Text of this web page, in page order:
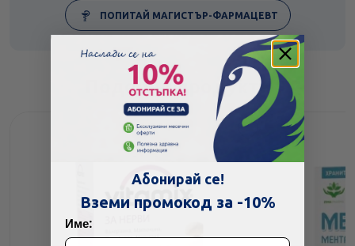
ПОПИТАЙ МАГИСТЪР-ФАРМАЦЕВТ
Подобни продукти
Абонирай се!
Вземи промокод за -10%
Име: